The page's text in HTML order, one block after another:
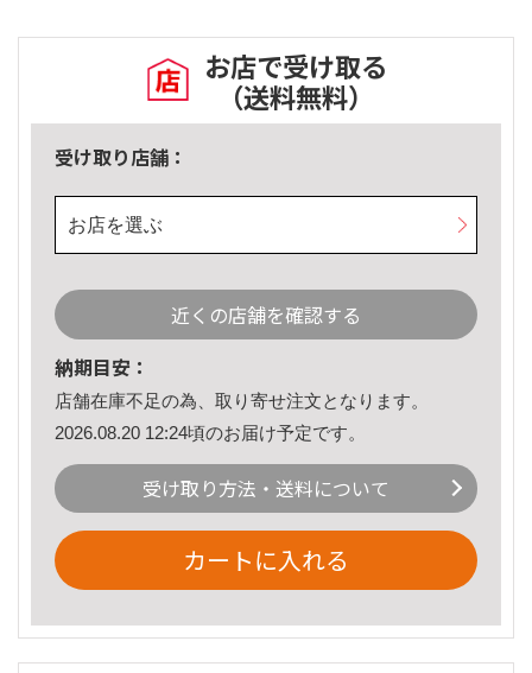
お店で受け取る
（送料無料）
受け取り店舗：
お店を選ぶ
近くの店舗を確認する
納期目安：
店舗在庫不足の為、取り寄せ注文となります。
2026.08.20 12:24頃のお届け予定です。
受け取り方法・送料について
カートに入れる